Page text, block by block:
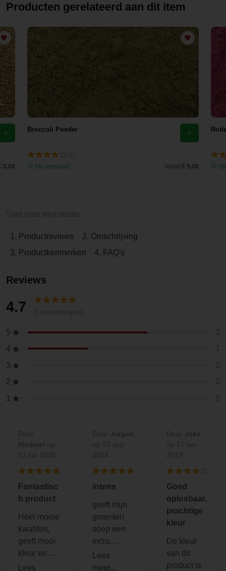
Producten gerelateerd aan dit item
0,00
Broccoli Poeder
Op voorraad
Vanaf € 5,08
1. Productreviews
2. Omschrijving
3. Productkenmerken
4. FAQ's
Reviews
4.7
5
4
3
2
1
Fantastisc
h product
Heel mooie
kwaliteit,
geeft mooi
kleur en
smaak in
intens
geeft mijn
groenten
soep een
extra
punch,
diepe,
Goed
oplosbaar,
prachtige
kleur
De kleur
van dit
product is